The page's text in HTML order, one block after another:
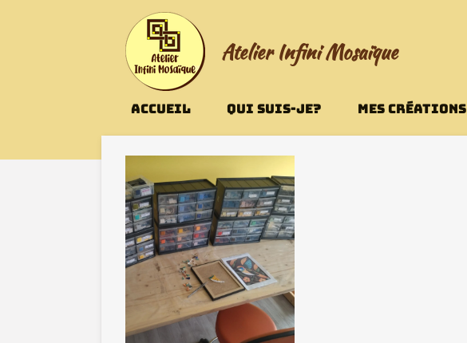
Atelier Infini Mosaïque
ACCUEIL QUI SUIS-JE? MES CRÉATIONS